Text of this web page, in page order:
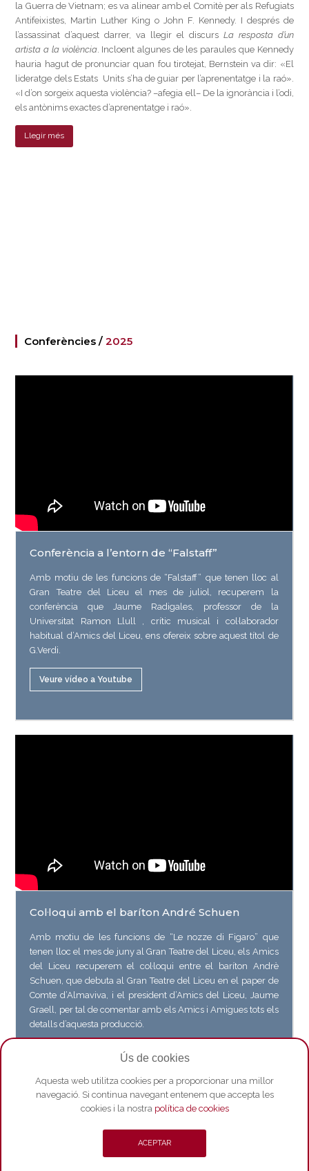
la Guerra de Vietnam; es va alinear amb el Comitè per als Refugiats
Antifeixistes, Martin Luther King o John F. Kennedy. I després de
l’assassinat d’aquest darrer, va llegir el discurs La resposta d’un
artista a la violència. Incloent algunes de les paraules que Kennedy
hauria hagut de pronunciar quan fou tirotejat, Bernstein va dir: «El
lideratge dels Estats Units s’ha de guiar per l’aprenentatge i la raó».
«I d’on sorgeix aquesta violència? –afegia ell– De la ignorància i l’odi,
els antònims exactes d’aprenentatge i raó».
Llegir més
Conferències /2025
Conferència a l’entorn de “Falstaff”
Amb motiu de les funcions de “Falstaff” que tenen lloc al
Gran Teatre del Liceu el mes de juliol, recuperem la
conferència que Jaume Radigales, professor de la
Universitat Ramon Llull , crític musical i col·laborador
habitual d’Amics del Liceu, ens ofereix sobre aquest títol de
G.Verdi.
Veure vídeo a Youtube
Col·loqui amb el baríton André Schuen
Amb motiu de les funcions de “Le nozze di Figaro” que
tenen lloc el mes de juny al Gran Teatre del Liceu, els Amics
del Liceu recuperem el col·loqui entre el baríton Andrè
Schuen, que debuta al Gran Teatre del Liceu en el paper de
Comte d’Almaviva, i el president d’Amics del Liceu, Jaume
Graell, per tal de comentar amb els Amics i Amigues tots els
detalls d’aquesta producció.
Veure vídeo a YoutubeÚs de cookies
Aquesta web utilitza cookies per a proporcionar una millor
navegació. Si continua navegant entenem que accepta les
cookies i la nostra política de cookies
ACEPTAR